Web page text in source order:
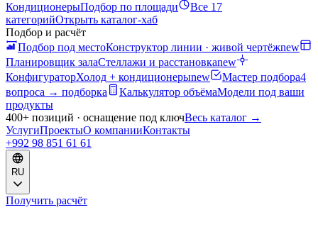
КондиционерыПодбор по площади
Все 17
категорийОткрыть каталог-хаб
Подбор и расчёт
Подбор под местоКонструктор линии · живой чертёжnew
Планировщик залаСтеллажи и расстановкаnew
КонфигураторХолод + кондиционерыnew Мастер подбора4
вопроса → подборка
Калькулятор объёмаМодели под ваши
продукты
400+ позиций · оснащение под ключВесь каталог →
УслугиПроектыО компанииКонтакты
+992 98 851 61 61
RU
Получить расчёт